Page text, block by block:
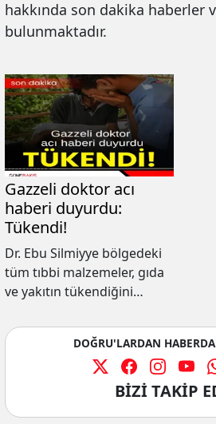
hakkında son dakika haberler
bulunmaktadır.
Gazzeli doktor acı
haberi duyurdu:
Tükendi!
Dr. Ebu Silmiyye bölgedeki
tüm tıbbi malzemeler, gıda
ve yakıtın tükendiğini
DOĞRU'LARDAN
BİZİ TAKİP